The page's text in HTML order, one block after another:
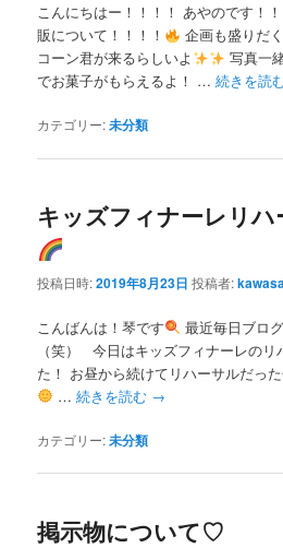
こんにちはー！！！！ あやのです！！
販について！！！！
企画も盛りだ
コーン君が来るらしいよ
写真一
でお菓子がもらえるよ！ …続きを読
カテゴリー:未分類
キッズフィナーレリハ
投稿日時:2019年8月23日 投稿者:
こんばんは！琴です
最近毎日ブロ
（笑） 今日はキッズフィナーレのリ
た！ お昼から続けてリハーサルだっ
… 続きを読む →
カテゴリー:未分類
掲示物について♡